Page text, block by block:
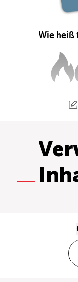
Wie heiß